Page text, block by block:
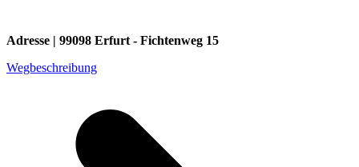
Adresse | 99098 Erfurt - Fichtenweg 15
Wegbeschreibung